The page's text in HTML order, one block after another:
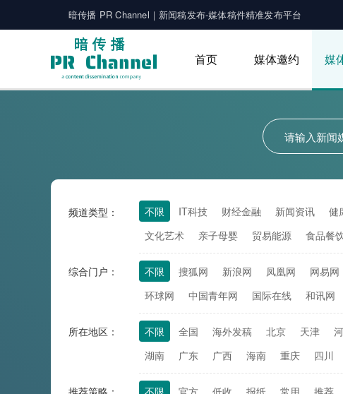
暗传播 PR Channel｜新闻稿发布-媒体稿件精准发布平台
首页 媒体邀约 媒
频道类型： 不限 IT科技 财经金融 新闻资讯 健
文化艺术
亲子母婴 贸易能源 食品餐
综合门户： 不限 搜狐网 新浪网 凤凰网 网易网
环球网
中国青年网 国际在线 和讯网
所在地区： 不限 全国 海外发稿 北京 天津
湖南
广东 广西 海南 重庆 四川
推荐策略： 不限 官方 低收 报纸 常用 推荐